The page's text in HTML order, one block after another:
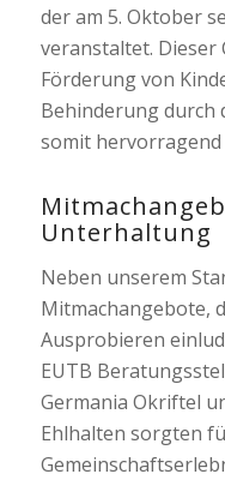
der am 5. Oktober
veranstaltet. Dieser
Förderung von
Behinderung durch
somit hervorragend
Unterhaltung
Neben unserem
Mitmachangebote,
Ausprobieren
EUTB
Germania Okriftel
Ehlhalten sorgten